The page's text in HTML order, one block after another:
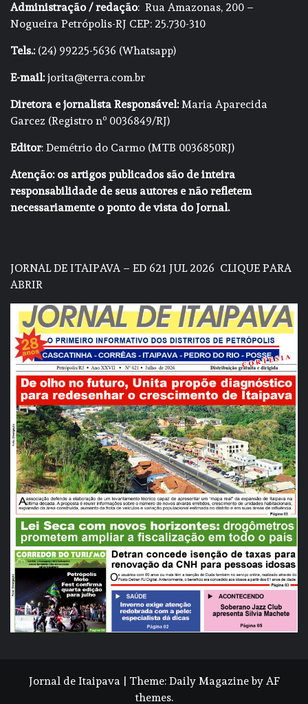
Administração / redação: Rua Amazonas, 200 –
Nogueira Petrópolis-RJ CEP: 25.730-310
Tels.:(24) 99225-5636 (Whatsapp)
E-mail:jorita@terra.com.br
Diretora e jornalista Responsável:Maria Aparecida
Garcez (Registro nº 0036849/RJ)
Editor: Demétrio do Carmo (MTB 0036850RJ)
Atenção: os artigos publicados são de inteira
responsabilidade de seus autores e não refletem
necessariamente o ponto de vista do Jornal.
JORNAL DE ITAIPAVA – ED 621 JUL 2026 CLIQUE PARA
ABRIR
Jornal de Itaipava | Theme: Daily Magazineby AF
themes.